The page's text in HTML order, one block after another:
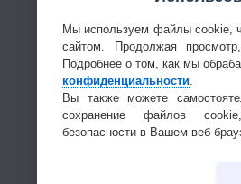
Мы используем файлы cookie,
сайтом. Продолжая
Подробнее о том, как мы
конфиденциальности.
Вы также можете
сохранение файлов
безопасности в Вашем веб-